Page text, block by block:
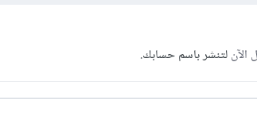
لتنشر باسم حسابك.